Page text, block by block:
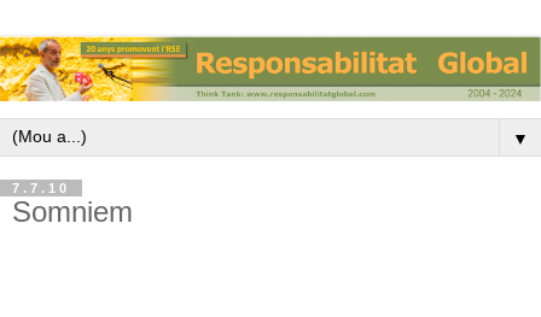
▼
7.7.10
Somniem